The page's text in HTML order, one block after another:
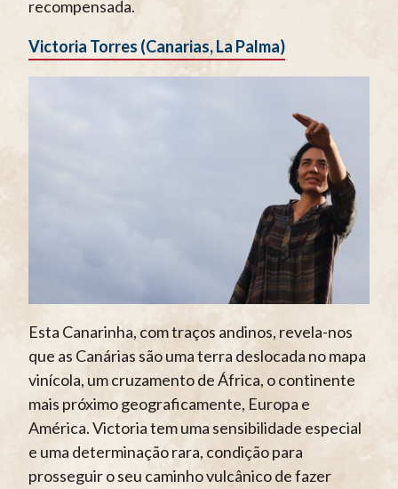
recompensada.
Victoria Torres (Canarias, La Palma)
Esta Canarinha, com traços andinos, revela-nos
que as Canárias são uma terra deslocada no mapa
vinícola, um cruzamento de África, o continente
mais próximo geograficamente, Europa e
América. Victoria tem uma sensibilidade especial
e uma determinação rara, condição para
prosseguir o seu caminho vulcânico de fazer